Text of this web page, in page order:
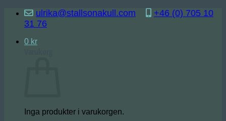
Skip
content
ulrika@stallsonakull.com
+46 (0) 705 10
31 76
0 kr
Inga produkter i varukorgen.